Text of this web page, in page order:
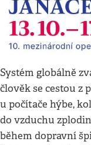
Systém globálně
člověk se cestou z
u počítače hýbe,
do vzduchu
během dopravní